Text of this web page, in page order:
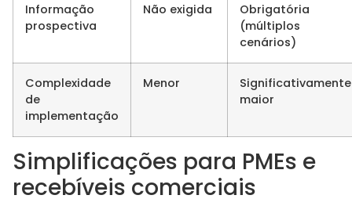
Informação
prospectiva
Não exigida
Obrigatória
(múltiplos
cenários)
Complexidade
de
implementação
Menor
Significativamente
maior
Simplificações para PMEs e
recebíveis comerciais